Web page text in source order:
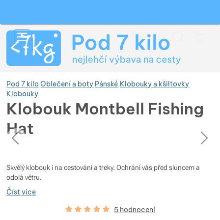
Pod 7 kilo Oblečení a boty Pánské Klobouky a kšiltovky
Klobouky
Klobouk Montbell Fishing
Hat
Fotografie
předchozí
následující
Skvělý klobouk i na cestování a treky. Ochrání vás před sluncem a
odolá větru.
Číst více
Hodnocení zákazníků
100% 5 hodnocení
Zobrazit více
Zobrazit více
Zobrazit více